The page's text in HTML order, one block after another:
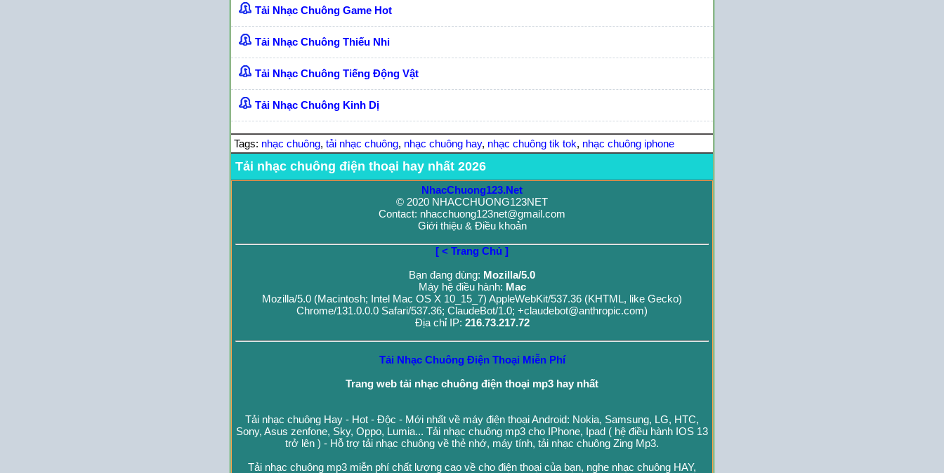
Tải Nhạc Chuông Game Hot
Tải Nhạc Chuông Thiếu Nhi
Tải Nhạc Chuông Tiếng Động Vật
Tải Nhạc Chuông Kinh Dị
Tags: nhạc chuông, tải nhạc chuông, nhạc chuông hay, nhạc chuông tik tok, nhạc chuông iphone
Tải nhạc chuông điện thoại hay nhất 2026
NhacChuong123.Net
© 2020 NHACCHUONG123NET
Contact: nhacchuong123net@gmail.com
Giới thiệu & Điều khoản
[ < Trang Chủ ]
Bạn đang dùng: Mozilla/5.0
Máy hệ điều hành: Mac
Mozilla/5.0 (Macintosh; Intel Mac OS X 10_15_7) AppleWebKit/537.36 (KHTML, like Gecko)
Chrome/131.0.0.0 Safari/537.36; ClaudeBot/1.0; +claudebot@anthropic.com)
Địa chỉ IP: 216.73.217.72
Tải Nhạc Chuông Điện Thoại Miễn Phí
Trang web tải nhạc chuông điện thoại mp3 hay nhất
Tải nhạc chuông Hay - Hot - Độc - Mới nhất về máy điện thoại Android: Nokia, Samsung, LG, HTC,
Sony, Asus zenfone, Sky, Oppo, Lumia... Tải nhạc chuông mp3 cho IPhone, Ipad ( hệ điều hành IOS 13
trở lên ) - Hỗ trợ tải nhạc chuông về thẻ nhớ, máy tính, tải nhạc chuông Zing Mp3.
Tải nhạc chuông mp3 miễn phí chất lượng cao về cho điện thoại của bạn, nghe nhạc chuông HAY,